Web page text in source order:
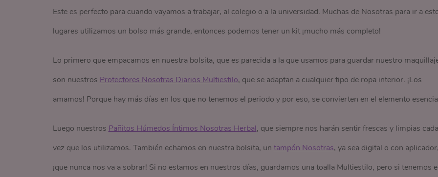
Este es perfecto para cuando vayamos a trabajar, al colegio o a la universidad. Muchas de Nosotras para ir a
lugares utilizamos un bolso más grande, entonces podemos tener un kit ¡mucho más completo!
Lo primero que empacamos en nuestra bolsita, que es parecida a la que usamos para guardar nuestro
son nuestros Protectores Nosotras Diarios Multiestilo, que se adaptan a cualquier tipo de ropa interior. ¡Los
amamos! Porque hay más días en los que no tenemos el periodo y por eso, se convierten en el elemento
Luego nuestros Pañitos Húmedos Íntimos Nosotras Herbal, que siempre nos harán sentir frescas y limpias cada
vez que los utilizamos. También echamos en nuestra bolsita, un tampón Nosotras, ya sea digital o con
¡que nunca nos va a sobrar! Si no estamos en nuestros días, guardamos una toalla Multiestilo, pero si tenemos